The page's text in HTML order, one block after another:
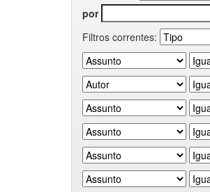
por
Filtros correntes: